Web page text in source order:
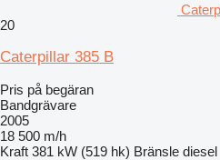
20
Caterpillar 385 B
Pris på begäran
Bandgrävare
2005
18 500 m/h
Kraft 381 kW (519 hk) Bränsle diesel